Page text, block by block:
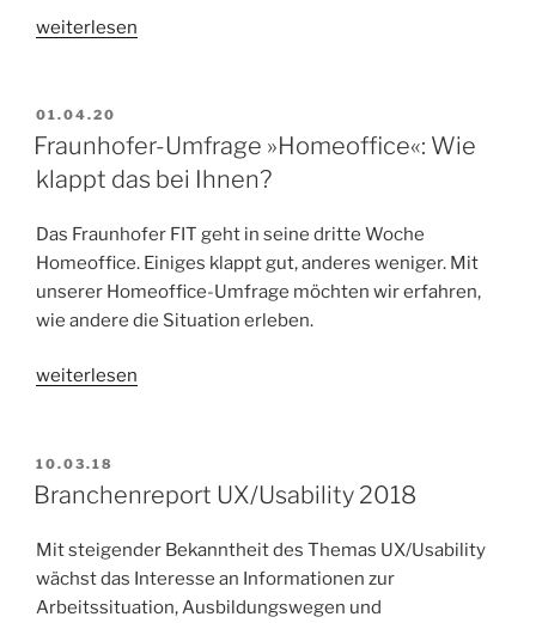
ChatGPT
„Branchenreport
weiterlesen
VERÖFFENTLICHT
AM
01.04.20
Fraunhofer-Umfrage »Homeoffice«: Wie
klappt das bei Ihnen?
Das Fraunhofer FIT geht in seine dritte Woche
Homeoffice. Einiges klappt gut, anderes weniger. Mit
unserer Homeoffice-Umfrage möchten wir erfahren,
wie andere die Situation erleben.
„Fraunhofer-
Wie
klappt
bei
Ihnen?“
weiterlesen
VERÖFFENTLICHT
AM
10.03.18
Branchenreport UX/Usability 2018
Mit steigender Bekanntheit des Themas UX/Usability
wächst das Interesse an Informationen zur
Arbeitssituation, Ausbildungswegen und